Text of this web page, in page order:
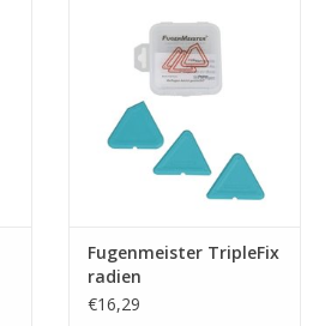
Fugenmeister TripleFix
radien
€16,29